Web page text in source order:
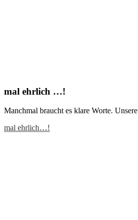
mal ehrlich …!
Manchmal braucht es klare Worte.
mal ehrlich…!